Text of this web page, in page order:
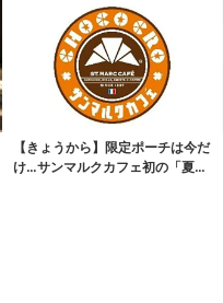
【きょうから】限定ポーチは今だ
け…サンマルクカフェ初の「夏福